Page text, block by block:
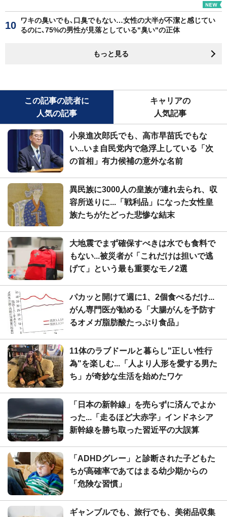
ワキの臭いでも､口臭でもない…女性の大半が不潔と感じてい
るのに､75%の男性が見落としている"臭い"の正体
もっと見る
この記事の読者に
人気の記事
キャリアの
人気記事
小泉進次郎氏でも、高市早苗氏でもな
い...いま自民党内で急浮上している「次
の首相」有力候補の意外な名前
異民族に3000人の皇族が連れ去られ、収
容所送りに...「戦利品」になった女性皇
族たちがたどった悲惨な結末
大地震でまず確保すべきは水でも食料で
もない...被災者が「これだけは担いで逃
げて」という最も重要なモノ2選
パカッと開けて週に1、2個食べるだけ...
がん専門医が勧める「大腸がんを予防す
るオメガ脂肪酸たっぷり食品」
11体のラブドールと暮らし"正しい性行
為"を楽しむ...「人より人形を愛する男た
ち」が奇妙な生活を始めたワケ
「日本の新幹線」を売らずに済んでよか
った...「走るほど大赤字」インドネシア
新幹線を勝ち取った習近平の大誤算
「ADHDグレー」と診断された子どもた
ちが高確率であてはまる幼少期からの
「危険な習慣」
ギャンブルでも、旅行でも、美術品収集